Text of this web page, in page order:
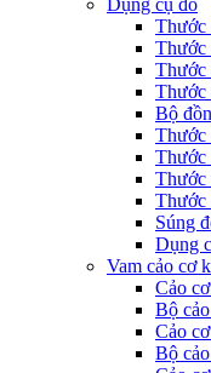
Dụng cụ đo
Thước
Thước
Thước
Thước
Bộ
Thước
Thước
Thước
Thước
Súng
Dụng
Vam cảo cơ
Cảo
Bộ
Cảo
Bộ